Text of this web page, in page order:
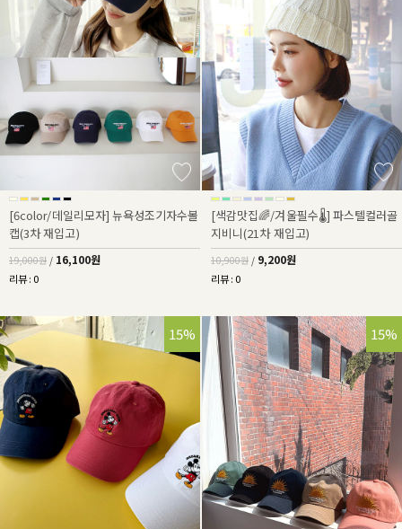
[6color/데일리모자] 뉴욕성조기자수볼
캡(3차 재입고)
19,000원 / 16,100원
리뷰 : 0
[색감맛집🌈/겨울필수🌡] 파스텔컬러골
지비니(21차 재입고)
10,900원 / 9,200원
리뷰 : 0
15% 15%